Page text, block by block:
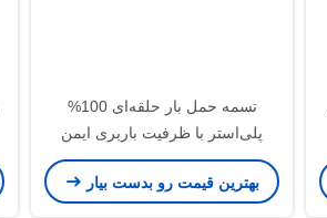
تسمه حمل بار حلقه‌ای 100%
پلی‌استر با ظرفیت باربری ایمن
2000 کیلوگرم، مناسب برای صنعت
ساختمان
بهترین قیمت رو بدست بیار